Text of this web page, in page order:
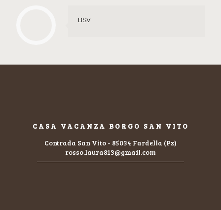
BSV
CASA VACANZA BORGO SAN VITO
Contrada San Vito - 85034 Fardella (Pz)
rosso.laura813@gmail.com